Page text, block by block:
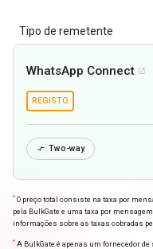
Tipo de remetente
WhatsApp Connect 
REGISTO
 Two-way
* O preço total consiste na taxa por
pela BulkGate e uma taxa por
informações sobre as taxas cobradas
* A BulkGate é apenas um fornecedor